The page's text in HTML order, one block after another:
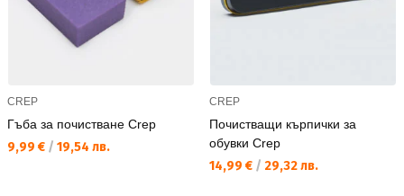
CREP
Гъба за почистване Crep
Текуща цена:
9,99 € / 19,54 лв.
CREP
Почистващи кърпички за
обувки Crep
Текуща цена:
14,99 € / 29,32 лв.